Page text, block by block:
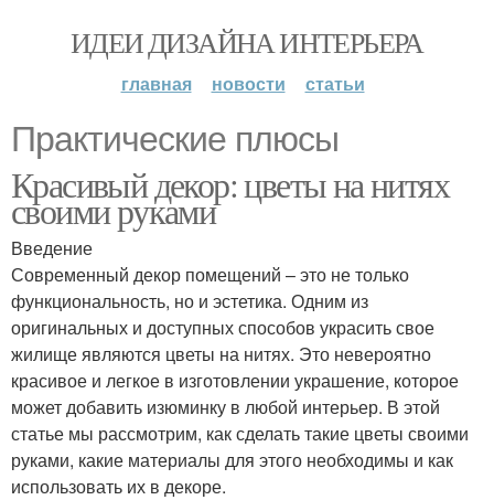
ИДЕИ ДИЗАЙНА ИНТЕРЬЕРА
главная новости статьи
Практические плюсы
Красивый декор: цветы на нитях
своими руками
Введение
Современный декор помещений – это не только
функциональность, но и эстетика. Одним из
оригинальных и доступных способов украсить свое
жилище являются цветы на нитях. Это невероятно
красивое и легкое в изготовлении украшение, которое
может добавить изюминку в любой интерьер. В этой
статье мы рассмотрим, как сделать такие цветы своими
руками, какие материалы для этого необходимы и как
использовать их в декоре.